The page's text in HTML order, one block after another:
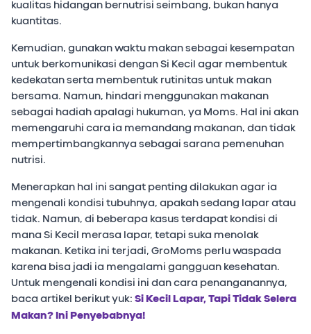
kualitas hidangan bernutrisi seimbang, bukan hanya
kuantitas.
Kemudian, gunakan waktu makan sebagai kesempatan
untuk berkomunikasi dengan Si Kecil agar membentuk
kedekatan serta membentuk rutinitas untuk makan
bersama. Namun, hindari menggunakan makanan
sebagai hadiah apalagi hukuman, ya Moms. Hal ini akan
memengaruhi cara ia memandang makanan, dan tidak
mempertimbangkannya sebagai sarana pemenuhan
nutrisi.
Menerapkan hal ini sangat penting dilakukan agar ia
mengenali kondisi tubuhnya, apakah sedang lapar atau
tidak. Namun, di beberapa kasus terdapat kondisi di
mana Si Kecil merasa lapar, tetapi suka menolak
makanan. Ketika ini terjadi, GroMoms perlu waspada
karena bisa jadi ia mengalami gangguan kesehatan.
Untuk mengenali kondisi ini dan cara penanganannya,
baca artikel berikut yuk: Si Kecil Lapar, Tapi Tidak Selera
Makan? Ini Penyebabnya!